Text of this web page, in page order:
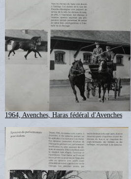
1964, Avenches, Haras fédéral d'Avenches